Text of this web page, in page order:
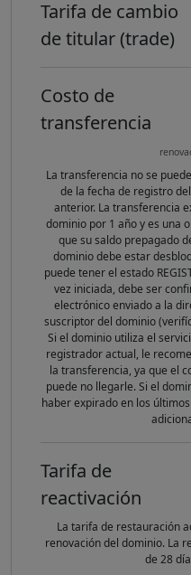
Tarifa de cambio
de titular (trade)
Costo de
transferencia
La transferencia no se
de la fecha de registro
anterior. La transferencia
dominio por 1 año y es una
que su saldo prepagado
dominio debe estar
puede tener el estado
vez iniciada, debe ser
electrónico enviado a la
suscriptor del dominio
Si el dominio utiliza el
registrador actual, le
la transferencia, ya que el
puede no llegarle. Si el
haber expirado en los
Tarifa de
reactivación
La tarifa de restauración
renovación del dominio. La
de 28